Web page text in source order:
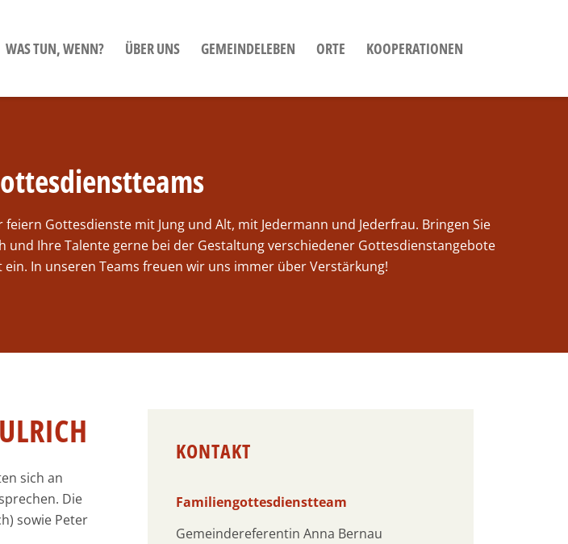
WAS TUN, WENN? ÜBER UNS GEMEINDELEBEN ORTE KOOPERATIONEN
feiern Gottesdienste mit Jung und Alt, mit Jedermann und Jederfrau. Bringen Sie
und Ihre Talente gerne bei der Gestaltung verschiedener Gottesdienstangebote
ein. In unseren Teams freuen wir uns immer über Verstärkung!
sich an
Die
sowie Peter
KONTAKT
Familiengottesdienstteam
Gemeindereferentin Anna Bernau